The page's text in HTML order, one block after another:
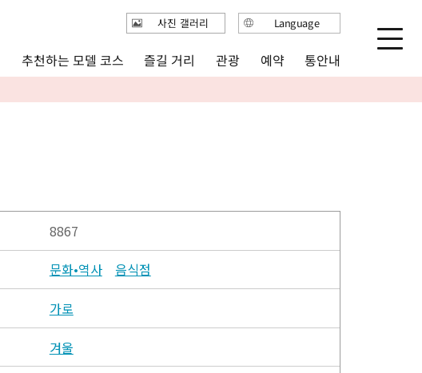
8867
문화•역사 음식점
가로
겨울
추천하는 모델 코스 즐길 거리 관광 예약 통안내
사진 갤러리 Language
English
简体中文